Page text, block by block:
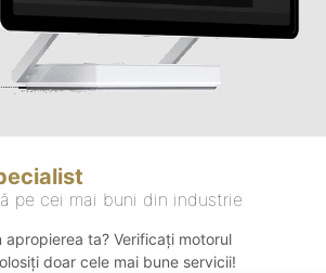
pe cei mai buni din industrie
apropierea ta? Verificați motorul
doar cele mai bune servicii!